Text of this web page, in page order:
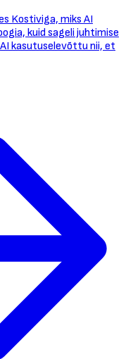
Kostiviga, miks AI
kuid sageli juhtimise
kasutuselevõttu nii, et